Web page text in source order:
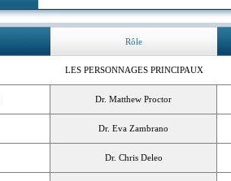
Rôle
LES PERSONNAGES PRINCIPAUX
Dr. Matthew Proctor
Dr. Eva Zambrano
Dr. Chris Deleo